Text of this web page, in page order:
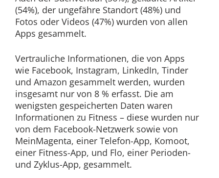
(54%), der ungefähre Standort (48%) und
Fotos oder Videos (47%) wurden von allen
Apps gesammelt.
Vertrauliche Informationen, die von Apps
wie Facebook, Instagram, LinkedIn, Tinder
und Amazon gesammelt werden, wurden
insgesamt nur von 8 % erfasst. Die am
wenigsten gespeicherten Daten waren
Informationen zu Fitness – diese wurden nur
von dem Facebook-Netzwerk sowie von
MeinMagenta, einer Telefon-App, Komoot,
einer Fitness-App, und Flo, einer Perioden-
und Zyklus-App, gesammelt.